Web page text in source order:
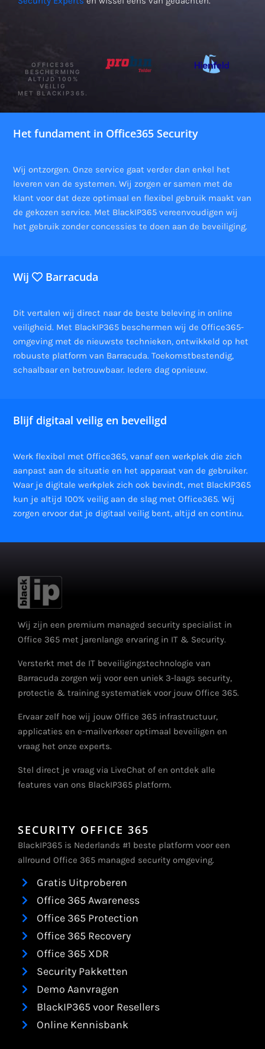
OFFICE365
BESCHERMING
ALTIJD 100%
VEILIG
MET BLACKIP365.
Het fundament in Office365 Security
Wij ontzorgen. Onze service gaat verder dan enkel het
leveren van de systemen. Wij zorgen er samen met de
klant voor dat deze optimaal en flexibel gebruik maakt van
de gekozen service. Met BlackIP365 vereenvoudigen wij
het gebruik zonder concessies te doen aan de beveiliging.
Wij Barracuda
Dit vertalen wij direct naar de beste beleving in online
veiligheid. Met BlackIP365 beschermen wij de Office365-
omgeving met de nieuwste technieken, ontwikkeld op het
robuuste platform van Barracuda. Toekomstbestendig,
schaalbaar en betrouwbaar. Iedere dag opnieuw.
Blijf digitaal veilig en beveiligd
Werk flexibel met Office365, vanaf een werkplek die zich
aanpast aan de situatie en het apparaat van de gebruiker.
Waar je digitale werkplek zich ook bevindt, met BlackIP365
kun je altijd 100% veilig aan de slag met Office365. Wij
zorgen ervoor dat je digitaal veilig bent, altijd en continu.
Wij zijn een premium managed security specialist in
Office 365 met jarenlange ervaring in IT & Security.
Versterkt met de IT beveiligingstechnologie van
Barracuda zorgen wij voor een uniek 3-laags security,
protectie & training systematiek voor jouw Office 365.
Ervaar zelf hoe wij jouw Office 365 infrastructuur,
applicaties en e-mailverkeer optimaal beveiligen en
vraag het onze experts.
Stel direct je vraag via LiveChat of en ontdek alle
features van ons BlackIP365 platform.
SECURITY OFFICE 365
BlackIP365 is Nederlands #1 beste platform voor een
allround Office 365 managed security omgeving.
Gratis Uitproberen
Office 365 Awareness
Office 365 Protection
Office 365 Recovery
Office 365 XDR
Security Pakketten
Demo Aanvragen
BlackIP365 voor Resellers
Online Kennisbank